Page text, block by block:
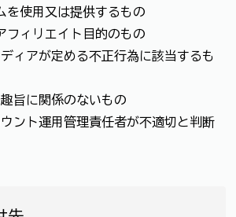
を使用又は提供するもの
フィリエイト目的のもの
ィアが定める不正行為に該当するも
旨に関係のないもの
ント運用管理責任者が不適切と判断